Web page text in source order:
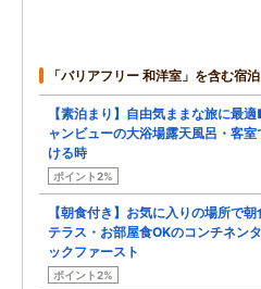
「バリアフリー 和洋室」を含む宿
【素泊まり】自由気ままな旅に最
ャンビューの大浴場露天風呂・客室
ける時
ポイント2%
【朝食付き】お気に入りの場所で
テラス・お部屋食OKのコンチネン
ックファースト
ポイント2%